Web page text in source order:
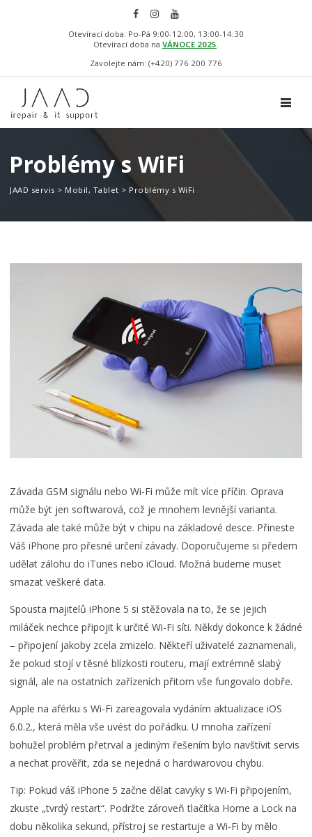
Otevírací doba: Po-Pá 9:00-12:00, 13:00-14:30
Otevírací doba na VÁNOCE 2025
Zavolejte nám: (+420) 776 200 776
Problémy s WiFi
JAAD servis > Mobil, Tablet > Problémy s WiFi
Závada GSM signálu nebo Wi-Fi může mít více příčin. Oprava
může být jen softwarová, což je mnohem levnější varianta.
Závada ale také může být v chipu na základové desce. Přineste
Váš iPhone pro přesné určení závady. Doporučujeme si předem
udělat zálohu do iTunes nebo iCloud. Možná budeme muset
smazat veškeré data.
Spousta majitelů iPhone 5 si stěžovala na to, že se jejich
miláček nechce připojit k určité Wi-Fi síti. Někdy dokonce k žádné
– připojení jakoby zcela zmizelo. Někteří uživatelé zaznamenali,
že pokud stojí v těsné blízkosti routeru, mají extrémně slabý
signál, ale na ostatních zařízeních přitom vše fungovalo dobře.
Apple na aférku s Wi-Fi zareagovala vydáním aktualizace iOS
6.0.2., která měla vše uvést do pořádku. U mnoha zařízení
bohužel problém přetrval a jediným řešením bylo navštívit servis
a nechat prověřit, zda se nejedná o hardwarovou chybu.
Tip: Pokud váš iPhone 5 začne dělat cavyky s Wi-Fi připojením,
zkuste „tvrdý restart“. Podržte zároveň tlačítka Home a Lock na
dobu několika sekund, přístroj se restartuje a Wi-Fi by mělo